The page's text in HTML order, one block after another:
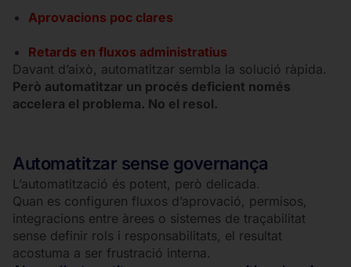
Aprovacions poc clares
Retards en fluxos administratius
Davant d’això, automatitzar sembla la solució ràpida.
Però automatitzar un procés deficient només
accelera el problema. No el resol.
Automatitzar sense governança
L’automatització és potent, però delicada.
Quan es configuren fluxos d’aprovació, permisos,
integracions entre àrees o sistemes de traçabilitat
sense definir rols i responsabilitats, el resultat
acostuma a ser frustració interna.